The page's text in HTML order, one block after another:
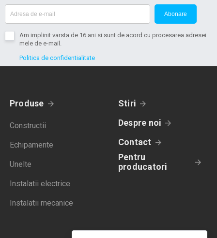
Abonare
Am implinit varsta de 16 ani si sunt de acord cu procesarea adresei
mele de e-mail.
Politica de confidentialitate
Produse
Constructii
Echipamente
Unelte
Instalatii electrice
Instalatii mecanice
Stiri
Despre noi
Contact
Pentru
producatori